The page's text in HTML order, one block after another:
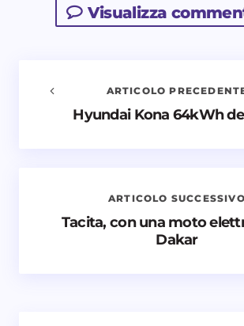
Visualizza
Nome *
Avvisami quando vengono aggiunti
ARTICOLO
Hyundai Kona 64kWh
ARTICOLO SUCCESSIVO
Tacita, con una moto
Dakar